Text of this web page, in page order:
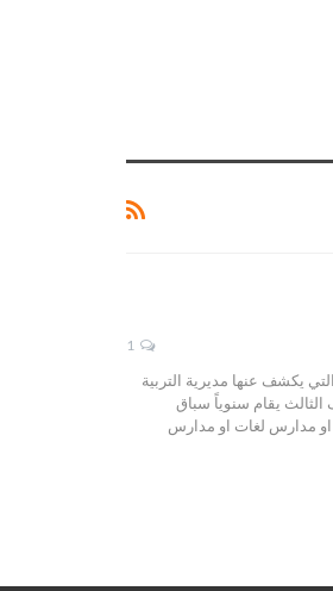
يكشف عنها مديرية التربية
يقام سنوياً سباق
او مدارس لغات او مدارس